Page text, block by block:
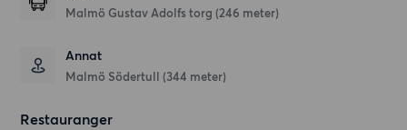
Malmö Gustav Adolfs torg (246 meter)
Annat
Malmö Södertull (344 meter)
Restauranger